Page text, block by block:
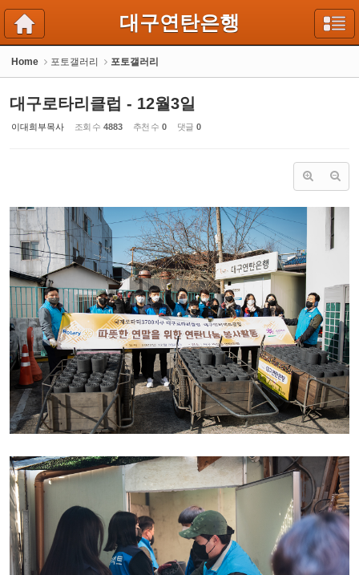
대구연탄은행
Home 포토갤러리 포토갤러리
대구로타리클럽 - 12월3일
이대희부목사 조회 수 4883 추천 수 0 댓글 0